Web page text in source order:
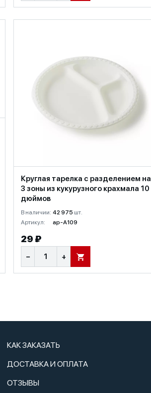
Круглая тарелка с разделением на
3 зоны из кукурузного крахмала 10
дюймов
В наличии: 42 975 шт.
Артикул:
ap-A109
29 ₽
− + В КОРЗИНУ
КАК ЗАКАЗАТЬ
ДОСТАВКА И ОПЛАТА
ОТЗЫВЫ